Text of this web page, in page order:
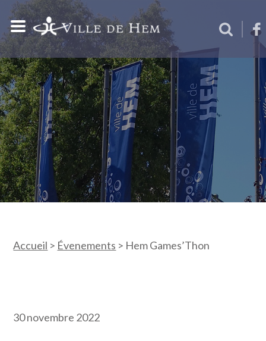
Accueil > Évenements > Hem Games’Thon
30 novembre 2022